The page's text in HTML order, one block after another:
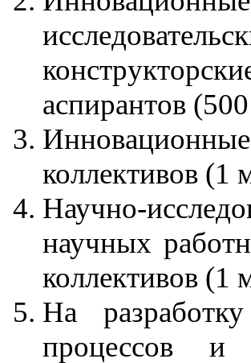
аспирантов
коллективов (1
Научно-
научных
коллективов (1
На
процессов и